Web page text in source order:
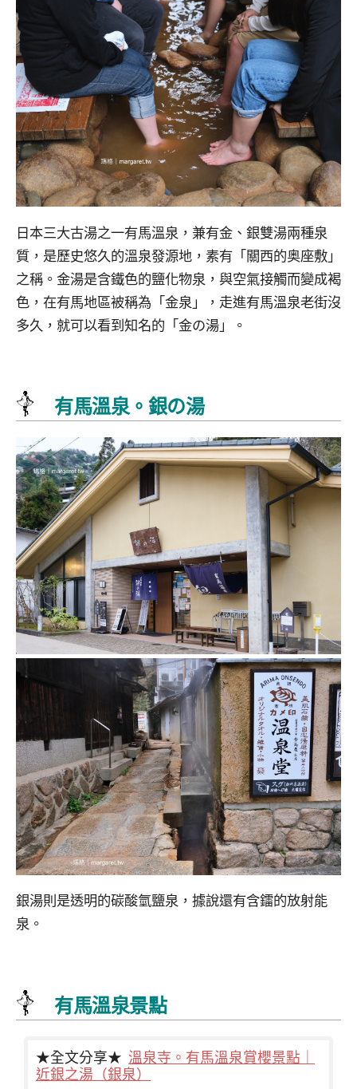
日本三大古湯之一有馬溫泉，兼有金、銀雙湯兩種泉
質，是歷史悠久的溫泉發源地，素有「關西的奥座敷」
之稱。金湯是含鐵色的鹽化物泉，與空氣接觸而變成褐
色，在有馬地區被稱為「金泉」，走進有馬溫泉老街沒
多久，就可以看到知名的「金の湯」。
有馬溫泉。銀の湯
銀湯則是透明的碳酸氫鹽泉，據說還有含鐳的放射能
泉。
有馬溫泉景點
★全文分享★ 溫泉寺。有馬溫泉賞櫻景點｜
近銀之湯（銀泉）